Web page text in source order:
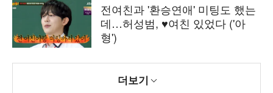
전여친과 '환승연애' 미팅도 했는
데…허성범, ♥여친 있었다 ('아
형')
더보기